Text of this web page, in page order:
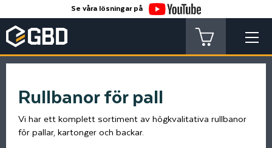
Se våra lösningar på
Rullbanor för pall
Vi har ett komplett sortiment av högkvalitativa rullbanor
för pallar, kartonger och backar.